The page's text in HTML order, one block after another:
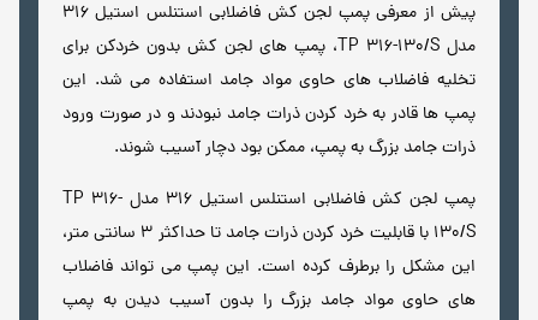
پیش از معرفی پمپ لجن کش فاضلابی استنلس استیل 316
مدل TP 316-130/S، پمپ های لجن کش بدون خردکن برای
تخلیه فاضلاب های حاوی مواد جامد استفاده می شد. این
پمپ ها قادر به خرد کردن ذرات جامد نبودند و در صورت ورود
ذرات جامد بزرگ به پمپ، ممکن بود دچار آسیب شوند.
پمپ لجن کش فاضلابی استنلس استیل 316 مدل TP 316-
130/S با قابلیت خرد کردن ذرات جامد تا حداکثر 3 سانتی متر،
این مشکل را برطرف کرده است. این پمپ می تواند فاضلاب
های حاوی مواد جامد بزرگ را بدون آسیب دیدن به پمپ